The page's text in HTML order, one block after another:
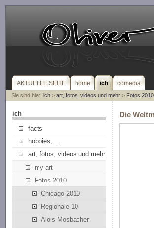
AKTUELLE SEITE home ich comedia
Sie sind hier: ich> art, fotos, videos und mehr> Fotos 2010
ich
facts
hobbies, ...
art, fotos, videos und mehr
my art
Fotos 2010
Chicago 2010
Regionale 10
Alois Mosbacher
Die